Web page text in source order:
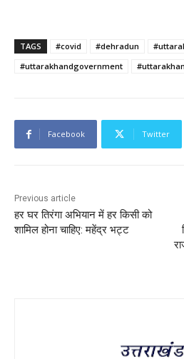
TAGS #covid #dehradun
#uttarakhandgovernment
Facebook Twitter
Previous article
हर घर तिरंगा अभियान में हर किसी को
शामिल होना चाहिए: महेंद्र भट्ट